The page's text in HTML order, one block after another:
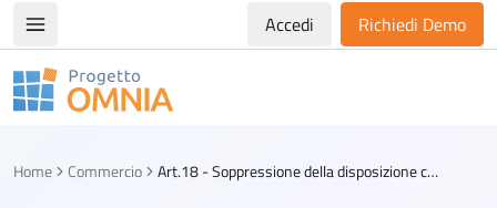
Apri/chiudi menù di navigazioneAccedi Richiedi Demo
Progetto Omnia
Home Commercio Art.18 - Soppressione della disposizione che limitava il potere di ordinanza sindacale durante l'emergenza sanitaria